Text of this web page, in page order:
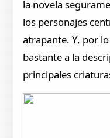
la novela
los personajes
atrapante. Y, por
bastante a la
principales